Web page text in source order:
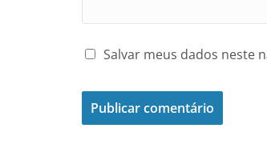
Salvar meus dados neste